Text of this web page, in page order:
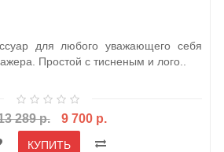
для любого уважающего себя
Простой с тисненым и лого..
289 р. 9 700 р.
КУПИТЬ